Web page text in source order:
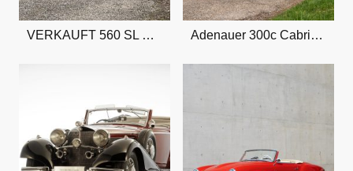
VERKAUFT 560 SL Cabrio Adenauer 300c Cabrio D Bj 56 Note 1